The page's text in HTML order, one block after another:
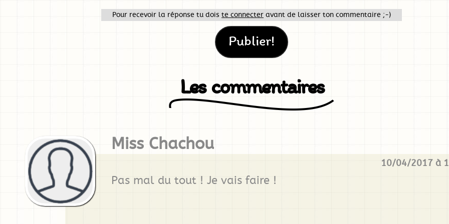
Pour recevoir la réponse tu dois te connecter avant de laisser ton commentaire ;-)
Les commentaires
Miss Chachou
10/04/2017 à
Pas mal du tout ! Je vais faire !